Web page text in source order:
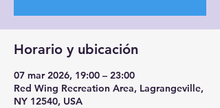
Horario y ubicación
07 mar 2026, 19:00 – 23:00
Red Wing Recreation Area, Lagrangeville,
NY 12540, USA